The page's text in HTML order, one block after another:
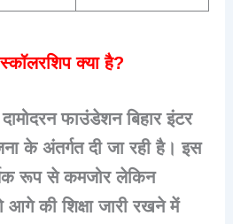
स्कॉलरशिप क्या है?
फाउंडेशन बिहार इंटर
के अंतर्गत दी जा रही है। इस
रूप से कमजोर लेकिन
आगे की शिक्षा जारी रखने में